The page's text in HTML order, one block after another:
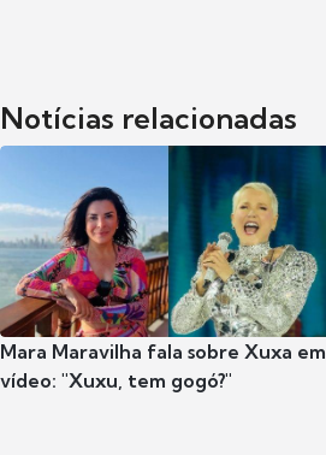
Notícias relacionadas
Mara Maravilha fala sobre Xuxa em
vídeo: "Xuxu, tem gogó?"